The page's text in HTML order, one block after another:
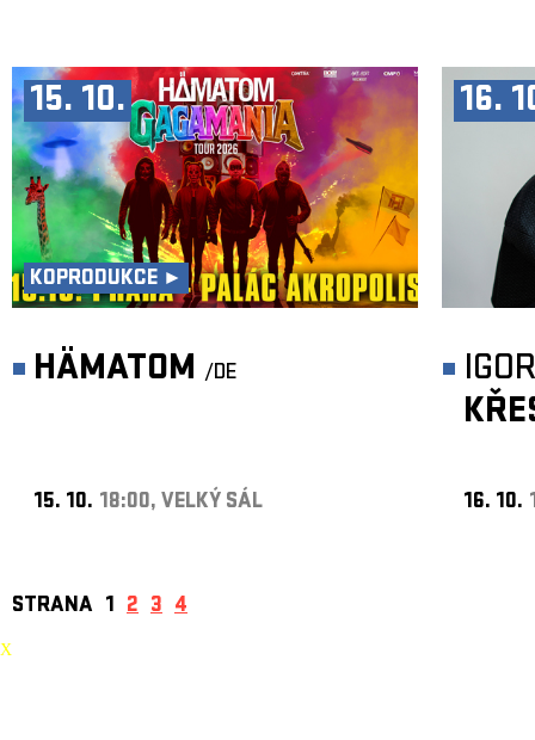
15. 10.
KOPRODUKCE ►
HÄMATOM /DE
15. 10. 18:00, VELKÝ SÁL
16.
16. 10.
STRANA 1 2 3 4
X